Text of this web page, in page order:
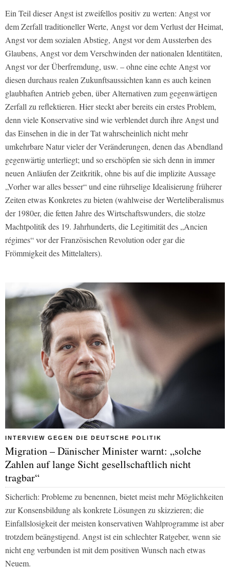
Ein Teil dieser Angst ist zweifellos positiv zu werten: Angst vor
dem Zerfall traditioneller Werte, Angst vor dem Verlust der Heimat,
Angst vor dem sozialen Abstieg, Angst vor dem Aussterben des
Glaubens, Angst vor dem Verschwinden der nationalen Identitäten,
Angst vor der Überfremdung, usw. – ohne eine echte Angst vor
diesen durchaus realen Zukunftsaussichten kann es auch keinen
glaubhaften Antrieb geben, über Alternativen zum gegenwärtigen
Zerfall zu reflektieren. Hier steckt aber bereits ein erstes Problem,
denn viele Konservative sind wie verblendet durch ihre Angst und
das Einsehen in die in der Tat wahrscheinlich nicht mehr
umkehrbare Natur vieler der Veränderungen, denen das Abendland
gegenwärtig unterliegt; und so erschöpfen sie sich denn in immer
neuen Anläufen der Zeitkritik, ohne bis auf die implizite Aussage
„Vorher war alles besser“ und eine rührselige Idealisierung früherer
Zeiten etwas Konkretes zu bieten (wahlweise der Werteliberalismus
der 1980er, die fetten Jahre des Wirtschaftswunders, die stolze
Machtpolitik des 19. Jahrhunderts, die Legitimität des „Ancien
régimes“ vor der Französischen Revolution oder gar die
Frömmigkeit des Mittelalters).
INTERVIEW GEGEN DIE DEUTSCHE POLITIK
Migration – Dänischer Minister warnt: „solche
Zahlen auf lange Sicht gesellschaftlich nicht
tragbar“
Sicherlich: Probleme zu benennen, bietet meist mehr Möglichkeiten
zur Konsensbildung als konkrete Lösungen zu skizzieren; die
Einfallslosigkeit der meisten konservativen Wahlprogramme ist aber
trotzdem beängstigend. Angst ist ein schlechter Ratgeber, wenn sie
nicht eng verbunden ist mit dem positiven Wunsch nach etwas
Neuem.